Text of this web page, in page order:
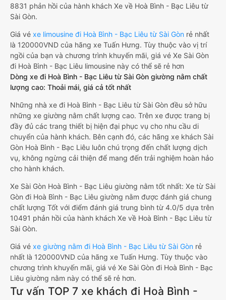
8831 phản hồi của hành khách Xe về Hoà Bình - Bạc Liêu từ
Sài Gòn.
Giá vé xe limousine đi Hoà Bình - Bạc Liêu từ Sài Gòn rẻ nhất
là 120000VND của hãng xe Tuấn Hưng. Tùy thuộc vào vị trí
ngồi của bạn và chương trình khuyến mãi, giá vé Xe Sài Gòn
đi Hoà Bình - Bạc Liêu limousine này có thể sẽ rẻ hơn
Dòng xe đi Hoà Bình - Bạc Liêu từ Sài Gòn giường nằm chất
lượng cao: Thoải mái, giá cả tốt nhất
Những nhà xe đi Hoà Bình - Bạc Liêu từ Sài Gòn đều sở hữu
những xe giường nằm chất lượng cao. Trên xe được trang bị
đầy đủ các trang thiết bị hiện đại phục vụ cho nhu cầu di
chuyển của hành khách. Bên cạnh đó, các hãng xe khách Sài
Gòn Hoà Bình - Bạc Liêu luôn chú trọng đến chất lượng dịch
vụ, không ngừng cải thiện để mang đến trải nghiệm hoàn hảo
cho hành khách.
Xe Sài Gòn Hoà Bình - Bạc Liêu giường nằm tốt nhất: Xe từ Sài
Gòn đi Hoà Bình - Bạc Liêu giường nằm được đánh giá chung
chất lượng Tốt với điểm đánh giá trung bình từ 4.0/5 dựa trên
10491 phản hồi của hành khách Xe về Hoà Bình - Bạc Liêu từ
Sài Gòn.
Giá vé xe giường nằm đi Hoà Bình - Bạc Liêu từ Sài Gòn rẻ
nhất là 120000VND của hãng xe Tuấn Hưng. Tùy thuộc vào
chương trình khuyến mãi, giá vé Xe Sài Gòn đi Hoà Bình - Bạc
Liêu giường nằm này có thể sẽ rẻ hơn.
Tư vấn TOP 7 xe khách đi Hoà Bình -